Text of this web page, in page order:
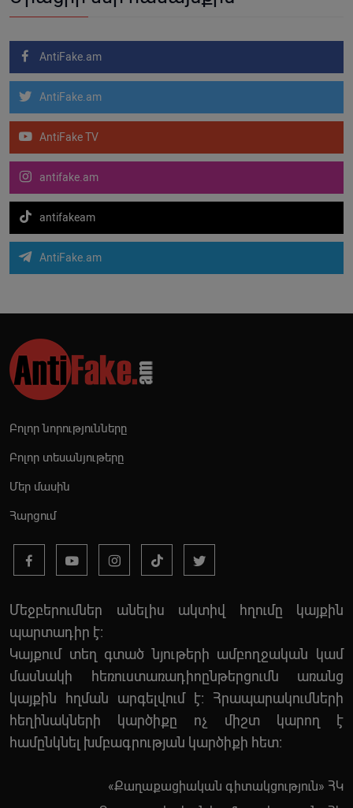
AntiFake.am
AntiFake.am
AntiFake TV
antifake.am
antifakeam
AntiFake.am
Բոլոր նորությունները
Բոլոր տեսանյութերը
Մեր մասին
Հարցում
Մեջբերումներ անելիս ակտիվ հղումը կայքին
պարտադիր է:
Կայքում տեղ գտած նյութերի ամբողջական կամ
մասնակի հեռուստառադիոընթերցումն առանց
կայքին հղման արգելվում է: Հրապարակումների
հեղինակների կարծիքը ոչ միշտ կարող է
համընկնել խմբագրության կարծիքի հետ:
«Քաղաքացիական գիտակցություն» ՀԿ